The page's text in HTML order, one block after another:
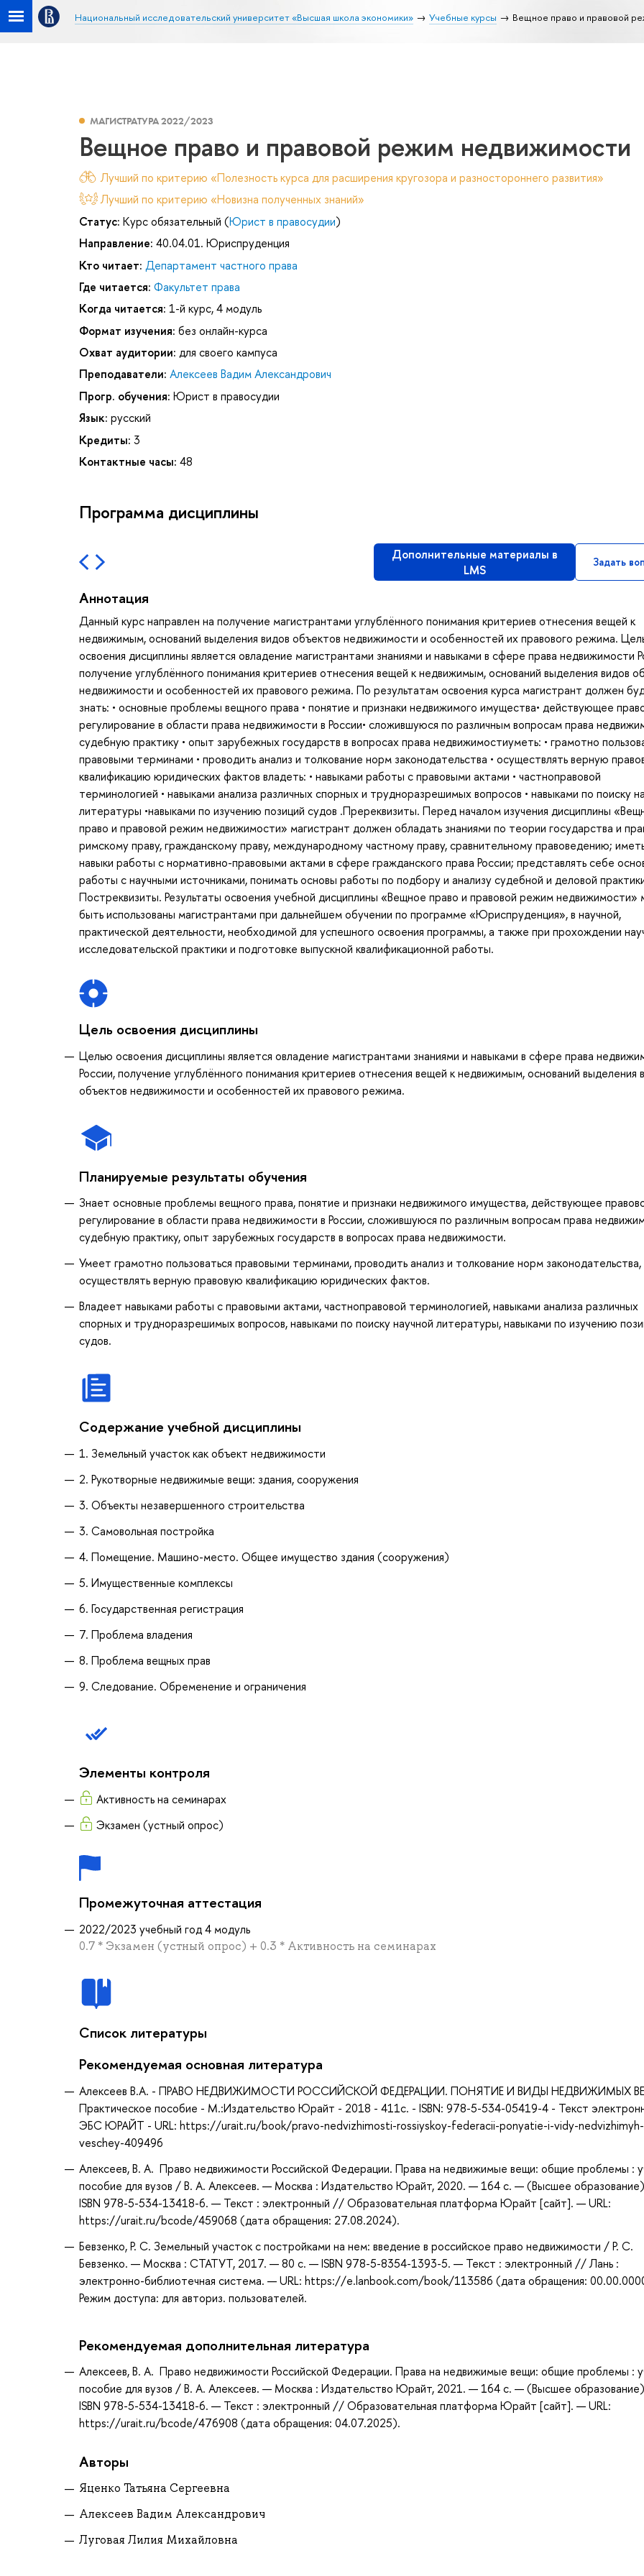
Национальный исследовательский университет «Высшая школа экономики» Учебные курсы Вещное право и правовой
МАГИСТРАТУРА 2022/2023
Вещное право и правовой режим недвижимости
Лучший по критерию «Полезность курса для расширения кругозора и разностороннего развития»
Лучший по критерию «Новизна полученных знаний»
Статус: Курс обязательный (Юрист в правосудии)
Направление: 40.04.01. Юриспруденция
Кто читает: Департамент частного права
Где читается: Факультет права
Когда читается: 1-й курс, 4 модуль
Формат изучения: без онлайн-курса
Охват аудитории: для своего кампуса
Преподаватели: Алексеев Вадим Александрович
Прогр. обучения: Юрист в правосудии
Язык: русский
Кредиты: 3
Контактные часы: 48
Программа дисциплины
Дополнительные материалы в
LMS
Задать
Аннотация
Данный курс направлен на получение магистрантами углублённого понимания критериев отнесения вещей к
недвижимым, оснований выделения видов объектов недвижимости и особенностей их правового режима.
освоения дисциплины является овладение магистрантами знаниями и навыками в сфере права недвижимости
получение углублённого понимания критериев отнесения вещей к недвижимым, оснований выделения видов
недвижимости и особенностей их правового режима. По результатам освоения курса магистрант должен
знать: • основные проблемы вещного права • понятие и признаки недвижимого имущества• действующее
регулирование в области права недвижимости в России• сложившуюся по различным вопросам права
судебную практику • опыт зарубежных государств в вопросах права недвижимостиуметь: • грамотно
правовыми терминами • проводить анализ и толкование норм законодательства • осуществлять верную
квалификацию юридических фактов владеть: • навыками работы с правовыми актами • частноправовой
терминологией • навыками анализа различных спорных и трудноразрешимых вопросов • навыками по поиску
литературы •навыками по изучению позиций судов .Пререквизиты. Перед началом изучения дисциплины
право и правовой режим недвижимости» магистрант должен обладать знаниями по теории государства и
римскому праву, гражданскому праву, международному частному праву, сравнительному правоведению;
навыки работы с нормативно-правовыми актами в сфере гражданского права России; представлять себе
работы с научными источниками, понимать основы работы по подбору и анализу судебной и деловой
Постреквизиты. Результаты освоения учебной дисциплины «Вещное право и правовой режим недвижимости»
быть использованы магистрантами при дальнейшем обучении по программе «Юриспруденция», в научной,
практической деятельности, необходимой для успешного освоения программы, а также при прохождении
исследовательской практики и подготовке выпускной квалификационной работы.
Цель освоения дисциплины
Целью освоения дисциплины является овладение магистрантами знаниями и навыками в сфере права
России, получение углублённого понимания критериев отнесения вещей к недвижимым, оснований выделения
объектов недвижимости и особенностей их правового режима.
Планируемые результаты обучения
Знает основные проблемы вещного права, понятие и признаки недвижимого имущества, действующее
регулирование в области права недвижимости в России, сложившуюся по различным вопросам права
судебную практику, опыт зарубежных государств в вопросах права недвижимости.
Умеет грамотно пользоваться правовыми терминами, проводить анализ и толкование норм законодательства,
осуществлять верную правовую квалификацию юридических фактов.
Владеет навыками работы с правовыми актами, частноправовой терминологией, навыками анализа различных
спорных и трудноразрешимых вопросов, навыками по поиску научной литературы, навыками по изучению
судов.
Содержание учебной дисциплины
1. Земельный участок как объект недвижимости
2. Рукотворные недвижимые вещи: здания, сооружения
3. Объекты незавершенного строительства
3. Самовольная постройка
4. Помещение. Машино-место. Общее имущество здания (сооружения)
5. Имущественные комплексы
6. Государственная регистрация
7. Проблема владения
8. Проблема вещных прав
9. Следование. Обременение и ограничения
Элементы контроля
Активность на семинарах
Экзамен (устный опрос)
Промежуточная аттестация
2022/2023 учебный год 4 модуль
0.7 * Экзамен (устный опрос) + 0.3 * Активность на семинарах
Список литературы
Рекомендуемая основная литература
Алексеев В.А. - ПРАВО НЕДВИЖИМОСТИ РОССИЙСКОЙ ФЕДЕРАЦИИ. ПОНЯТИЕ И ВИДЫ НЕДВИЖИМЫХ
Практическое пособие - М.:Издательство Юрайт - 2018 - 411с. - ISBN: 978-5-534-05419-4 - Текст
ЭБС ЮРАЙТ - URL: https://urait.ru/book/pravo-nedvizhimosti-rossiyskoy-federacii-ponyatie-i-vidy-nedvizhimyh-
veschey-409496
Алексеев, В. А. Право недвижимости Российской Федерации. Права на недвижимые вещи: общие проблемы :
пособие для вузов / В. А. Алексеев. — Москва : Издательство Юрайт, 2020. — 164 с. — (Высшее
ISBN 978-5-534-13418-6. — Текст : электронный // Образовательная платформа Юрайт [сайт]. — URL:
https://urait.ru/bcode/459068 (дата обращения: 27.08.2024).
Бевзенко, Р. С. Земельный участок с постройками на нем: введение в российское право недвижимости / Р. С.
Бевзенко. — Москва : СТАТУТ, 2017. — 80 с. — ISBN 978-5-8354-1393-5. — Текст : электронный // Лань :
электронно-библиотечная система. — URL: https://e.lanbook.com/book/113586 (дата обращения:
Режим доступа: для авториз. пользователей.
Рекомендуемая дополнительная литература
Алексеев, В. А. Право недвижимости Российской Федерации. Права на недвижимые вещи: общие проблемы :
пособие для вузов / В. А. Алексеев. — Москва : Издательство Юрайт, 2021. — 164 с. — (Высшее
ISBN 978-5-534-13418-6. — Текст : электронный // Образовательная платформа Юрайт [сайт]. — URL:
https://urait.ru/bcode/476908 (дата обращения: 04.07.2025).
Авторы
Яценко Татьяна Сергеевна
Алексеев Вадим Александрович
Луговая Лилия Михайловна